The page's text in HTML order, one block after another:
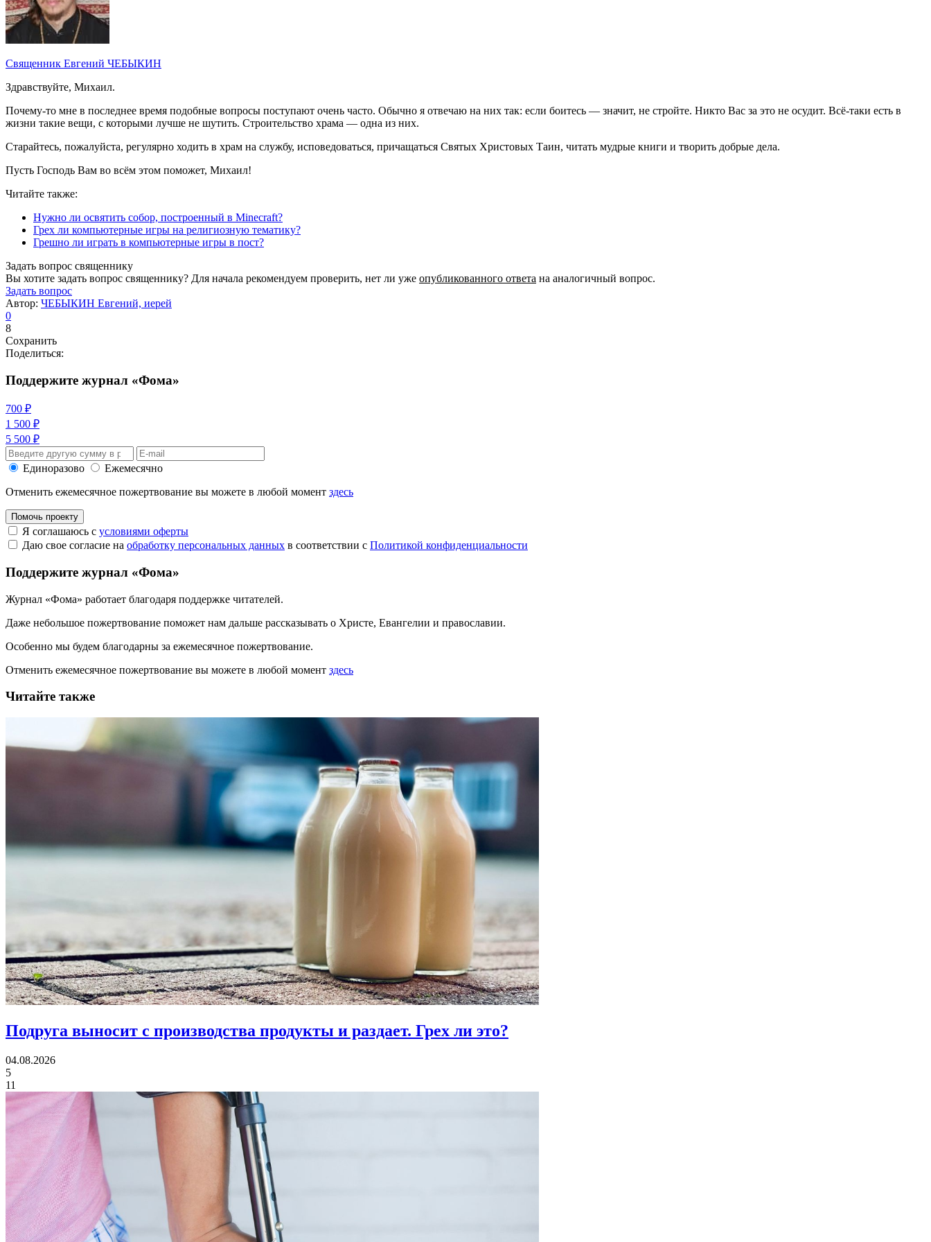
Священник Евгений ЧЕБЫКИН
Здравствуйте, Михаил.
Почему-то мне в последнее время подобные вопросы поступают очень часто. Обычно я отвечаю на них так: если боитесь — значит, не стройте. Никто Вас за это не осудит. Всё-таки есть в
жизни такие вещи, с которыми лучше не шутить. Строительство храма — одна из них.
Старайтесь, пожалуйста, регулярно ходить в храм на службу, исповедоваться, причащаться Святых Христовых Таин, читать мудрые книги и творить добрые дела.
Пусть Господь Вам во всём этом поможет, Михаил!
Читайте также:
Нужно ли освятить собор, построенный в Minecraft?
Грех ли компьютерные игры на религиозную тематику?
Грешно ли играть в компьютерные игры в пост?
Задать вопрос священнику
Вы хотите задать вопрос священнику? Для начала рекомендуем проверить, нет ли уже опубликованного ответа на аналогичный вопрос.
Задать вопрос
Автор: ЧЕБЫКИН Евгений, иерей
0
8
Сохранить
Поделиться:
Поддержите журнал «Фома»
700 ₽
1 500 ₽
5 500 ₽
Единоразово
Ежемесячно
Отменить ежемесячное пожертвование вы можете в любой момент здесь
Помочь проекту
Я соглашаюсь с условиями оферты
Даю свое согласие на обработку персональных данных в соответствии с Политикой конфиденциальности
Поддержите журнал «Фома»
Журнал «Фома» работает благодаря поддержке читателей.
Даже небольшое пожертвование поможет нам дальше рассказывать о Христе, Евангелии и православии.
Особенно мы будем благодарны за ежемесячное пожертвование.
Отменить ежемесячное пожертвование вы можете в любой момент здесь
Читайте также
Подруга выносит с производства продукты и раздает. Грех ли это?
04.08.2026
5
11